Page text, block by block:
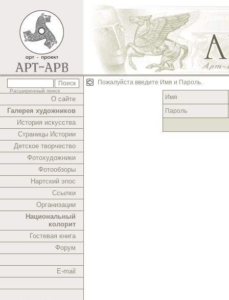
Расширенный поиск
О сайте
Галерея художников
История искусства
Страницы Истории
Детское творчество
Фотохудожники
Фотообзоры
Нартский эпос
Ссылки
Организации
Национальный
колорит
Гостевая книга
Форум
E-mail
Пожалуйста введите Имя и Пароль.
Имя
Пароль